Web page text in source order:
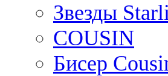
Звезды
COUSIN
Бисер